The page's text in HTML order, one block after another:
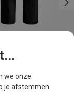
we onze
je afstemmen